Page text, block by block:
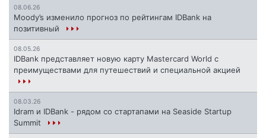
08.06.26
Moody’s изменило прогноз по рейтингам IDBank на
позитивный
08.05.26
IDBank представляет новую карту Mastercard World с
преимуществами для путешествий и специальной акцией
08.03.26
Idram и IDBank - рядом со стартапами на Seaside Startup
Summit